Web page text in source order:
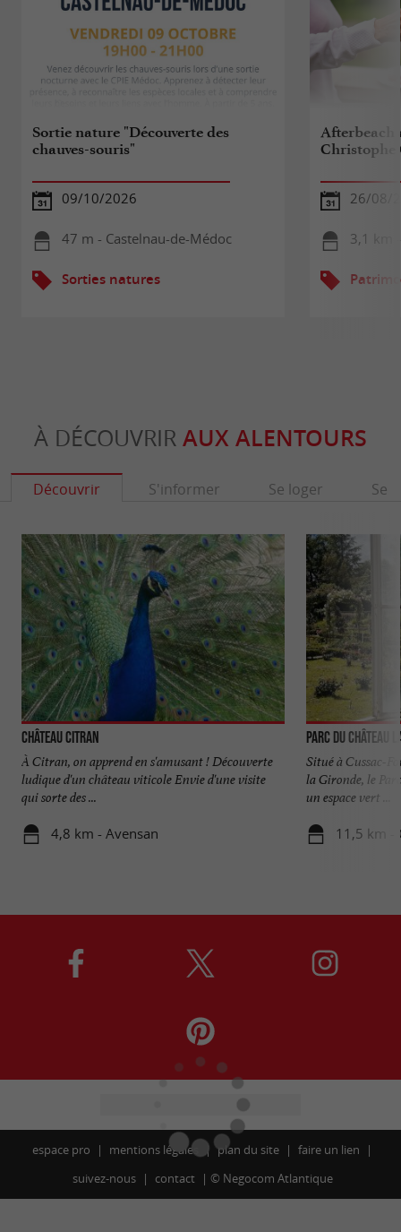
Sortie nature "Découverte des
chauves-souris"
09/10/2026
47 m - Castelnau-de-Médoc
Sorties natures
Afterbeach
Christophe
26/08/
3,1 km
À DÉCOUVRIR AUX ALENTOURS
Découvrir S'informer Se loger Se
Château Citran
À Citran, on apprend en s'amusant ! Découverte
ludique d'un château viticole Envie d'une visite
qui sorte des ...
4,8 km - Avensan
Parc du Château
Situé à Cussac-
la Gironde, le
un espace vert ...
11,5 km -
espace pro mentions légales plan du site
faire un lien
suivez-nous
contact © Negocom Atlantique